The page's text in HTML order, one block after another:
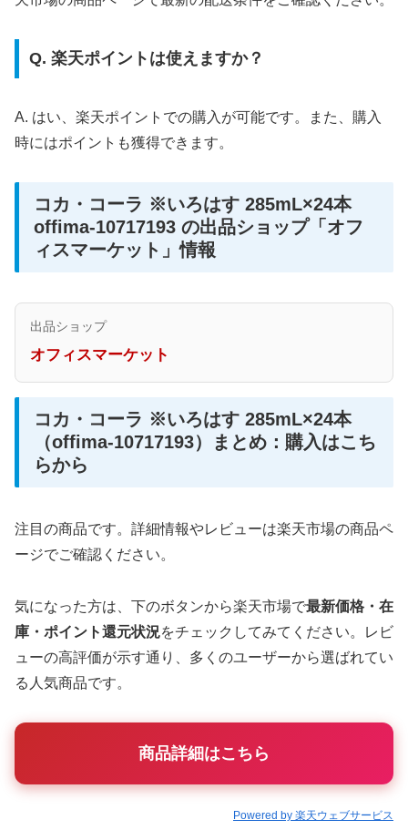
Q. 楽天ポイントは使えますか？
A. はい、楽天ポイントでの購入が可能です。また、購入
時にはポイントも獲得できます。
コカ・コーラ ※いろはす 285mL×24本
offima-10717193 の出品ショップ「オフ
ィスマーケット」情報
出品ショップ
オフィスマーケット
コカ・コーラ ※いろはす 285mL×24本
（offima-10717193）まとめ：購入はこち
らから
注目の商品です。詳細情報やレビューは楽天市場の商品ペ
ージでご確認ください。
気になった方は、下のボタンから楽天市場で最新価格・在
庫・ポイント還元状況をチェックしてみてください。レビ
ューの高評価が示す通り、多くのユーザーから選ばれてい
る人気商品です。
商品詳細はこちら
Powered by 楽天ウェブサービス